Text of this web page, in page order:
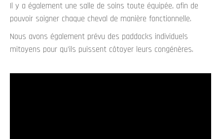
Il y a également une salle de soins toute équipée, afin de
pouvoir soigner chaque cheval de manière fonctionnelle.
Nous avons également prévu des paddocks individuels
mitoyens pour qu’ils puissent côtoyer leurs congénères.